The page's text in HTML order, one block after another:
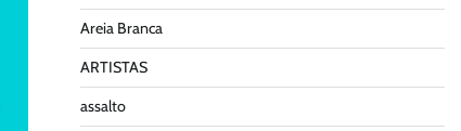
Areia Branca
ARTISTAS
assalto